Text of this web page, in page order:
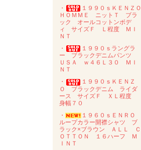
・
１９９０ｓＫＥＮＺＯ
ＨＯＭＭＥ ニットＴ ブラ
ック オールコットンボデ
ィ サイズＦ Ｌ程度 ＭＩ
ＮＴ
・
１９９０ｓラングラ
ー ブラックデニムパンツ
ＵＳＡ ｗ４６Ｌ３０ ＭＩ
ＮＴ
・
１９９０ｓＫＥＮＺ
Ｏ ブラックデニム ライダ
ース サイズＦ ＸＬ程度
身幅７０
・
１９６０ｓＥＮＲＯ
ループカラー開襟シャツ ブ
ラック×ブラウン ＡＬＬ Ｃ
ＯＴＴＯＮ １６ハーフ Ｍ
ＩＮＴ